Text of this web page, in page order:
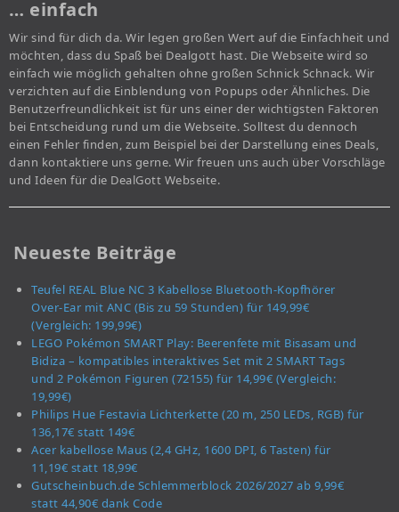
… einfach
Wir sind für dich da. Wir legen großen Wert auf die Einfachheit und
möchten, dass du Spaß bei Dealgott hast. Die Webseite wird so
einfach wie möglich gehalten ohne großen Schnick Schnack. Wir
verzichten auf die Einblendung von Popups oder Ähnliches. Die
Benutzerfreundlichkeit ist für uns einer der wichtigsten Faktoren
bei Entscheidung rund um die Webseite. Solltest du dennoch
einen Fehler finden, zum Beispiel bei der Darstellung eines Deals,
dann kontaktiere uns gerne. Wir freuen uns auch über Vorschläge
und Ideen für die DealGott Webseite.
Neueste Beiträge
Teufel REAL Blue NC 3 Kabellose Bluetooth-Kopfhörer
Over-Ear mit ANC (Bis zu 59 Stunden) für 149,99€
(Vergleich: 199,99€)
LEGO Pokémon SMART Play: Beerenfete mit Bisasam und
Bidiza – kompatibles interaktives Set mit 2 SMART Tags
und 2 Pokémon Figuren (72155) für 14,99€ (Vergleich:
19,99€)
Philips Hue Festavia Lichterkette (20 m, 250 LEDs, RGB) für
136,17€ statt 149€
Acer kabellose Maus (2,4 GHz, 1600 DPI, 6 Tasten) für
11,19€ statt 18,99€
Gutscheinbuch.de Schlemmerblock 2026/2027 ab 9,99€
statt 44,90€ dank Code